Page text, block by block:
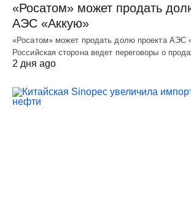
«Росатом» может продать
АЭС «Аккую»
«Росатом» может продать долю проекта АЭС
Российская сторона ведет переговоры о
2 дня ago